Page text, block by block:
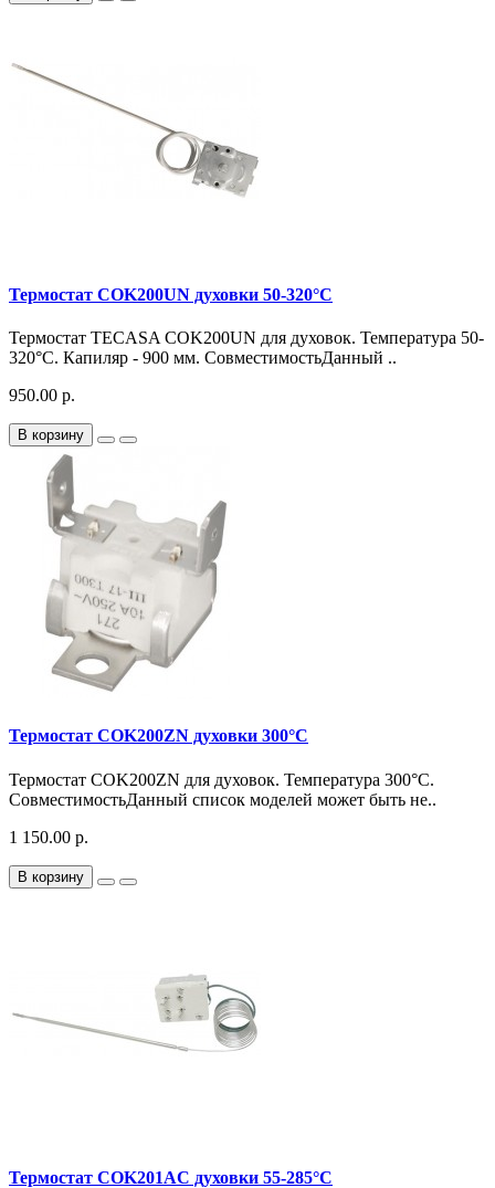
Термостат COK200UN духовки 50-320°C
Термостат TECASA COK200UN для духовок. Температура 50-
320°C. Капиляр - 900 мм. СовместимостьДанный ..
950.00 р.
В корзину
Термостат COK200ZN духовки 300°C
Термостат COK200ZN для духовок. Температура 300°C.
СовместимостьДанный список моделей может быть не..
1 150.00 р.
В корзину
Термостат COK201AC духовки 55-285°C